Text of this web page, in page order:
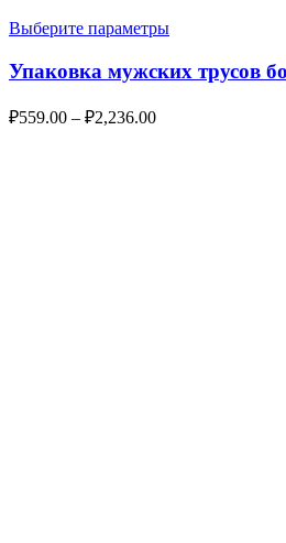
Выберите параметры
Упаковка мужских трусов
₽559.00 – ₽2,236.00